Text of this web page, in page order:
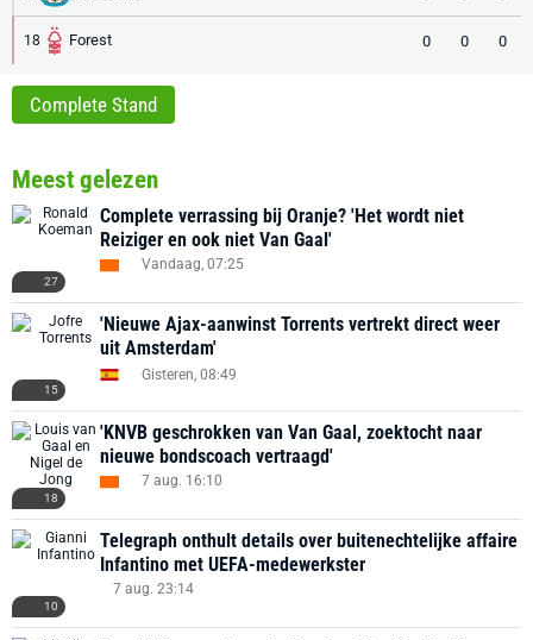
18 Forest 0 0 0
Complete Stand
Meest gelezen
27
Complete verrassing bij Oranje? 'Het wordt niet
Reiziger en ook niet Van Gaal'
Vandaag, 07:25
15
'Nieuwe Ajax-aanwinst Torrents vertrekt direct weer
uit Amsterdam'
Gisteren, 08:49
18
'KNVB geschrokken van Van Gaal, zoektocht naar
nieuwe bondscoach vertraagd'
7 aug. 16:10
10
Telegraph onthult details over buitenechtelijke affaire
Infantino met UEFA-medewerkster
7 aug. 23:14